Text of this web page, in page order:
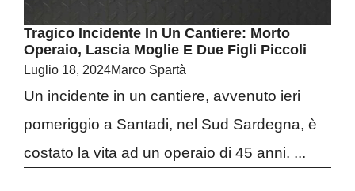
Tragico Incidente In Un Cantiere: Morto
Operaio, Lascia Moglie E Due Figli Piccoli
Luglio 18, 2024Marco Spartà
Un incidente in un cantiere, avvenuto ieri
pomeriggio a Santadi, nel Sud Sardegna, è
costato la vita ad un operaio di 45 anni. ...